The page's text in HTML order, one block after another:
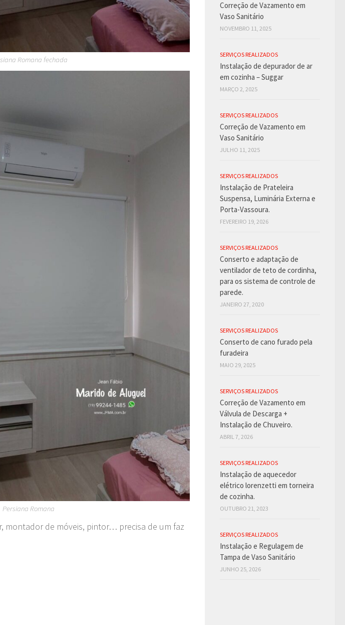
Romana fechada
Persiana Romana
montador de móveis, pintor… precisa de um faz
Correção de Vazamento em
Vaso Sanitário
NOVEMBRO 11, 2025
SERVIÇOS REALIZADOS
Instalação de depurador de ar
em cozinha – Suggar
MARÇO 2, 2025
SERVIÇOS REALIZADOS
Correção de Vazamento em
Vaso Sanitário
JULHO 11, 2025
SERVIÇOS REALIZADOS
Instalação de Prateleira
Suspensa, Luminária Externa e
Porta-Vassoura.
FEVEREIRO 19, 2026
SERVIÇOS REALIZADOS
Conserto e adaptação de
ventilador de teto de cordinha,
para os sistema de controle de
parede.
JANEIRO 27, 2020
SERVIÇOS REALIZADOS
Conserto de cano furado pela
furadeira
MAIO 29, 2025
SERVIÇOS REALIZADOS
Correção de Vazamento em
Válvula de Descarga +
Instalação de Chuveiro.
ABRIL 7, 2026
SERVIÇOS REALIZADOS
Instalação de aquecedor
elétrico lorenzetti em torneira
de cozinha.
OUTUBRO 21, 2023
SERVIÇOS REALIZADOS
Instalação e Regulagem de
Tampa de Vaso Sanitário
JUNHO 25, 2026